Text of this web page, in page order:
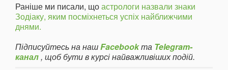
Раніше ми писали, щоастрологи назвали знаки
Зодіаку, яким посміхнеться успіх найближчими
днями.
Підписуйтесь на нашFacebookта Telegram-
канал, щоб бути в курсі найважливіших подій.